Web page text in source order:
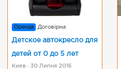
Оренда Договірна
Детское автокресло для
детей от 0 до 5 лет
Киев · 30 Липня 2016